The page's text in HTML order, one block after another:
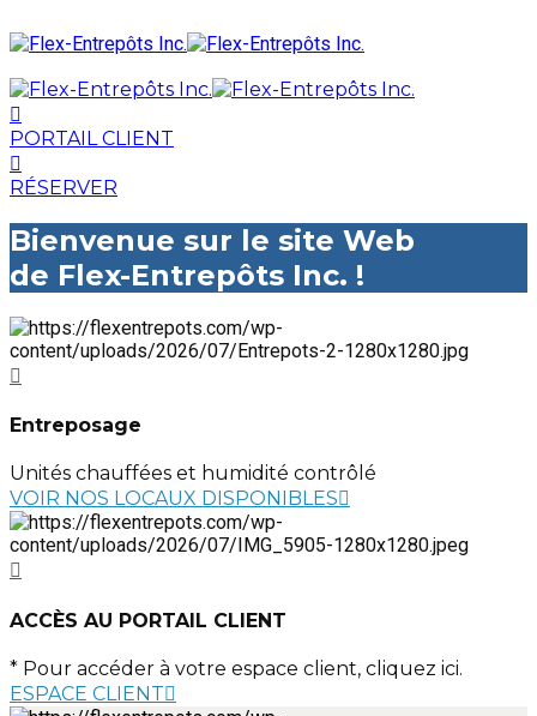
PORTAIL CLIENT
RÉSERVER
Bienvenue sur le site Web
de Flex-Entrepôts Inc. !
Entreposage
Unités chauffées et humidité contrôlé
VOIR NOS LOCAUX DISPONIBLES
ACCÈS AU PORTAIL CLIENT
* Pour accéder à votre espace client, cliquez ici.
ESPACE CLIENT